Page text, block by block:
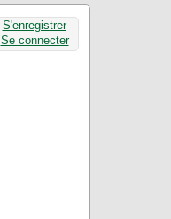
S'enregistrer
Se connecter